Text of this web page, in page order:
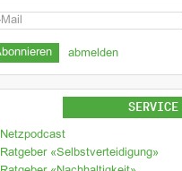
abmelden
SERVICE
Netzpodcast
Ratgeber «Selbstverteidigung»